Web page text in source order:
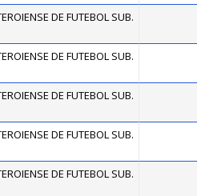
DE FUTEBOL SUB.
DE FUTEBOL SUB.
DE FUTEBOL SUB.
DE FUTEBOL SUB.
DE FUTEBOL SUB.